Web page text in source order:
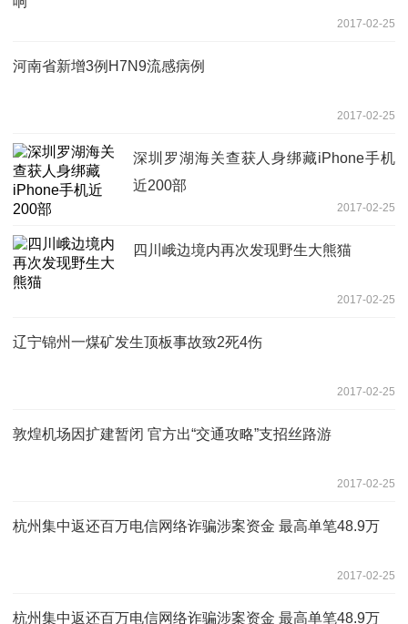
2017-02-25
河南省新增3例H7N9流感病例
2017-02-25
深圳罗湖海关查获人身绑藏iPhone手机
近200部
2017-02-25
四川峨边境内再次发现野生大熊猫
2017-02-25
辽宁锦州一煤矿发生顶板事故致2死4伤
2017-02-25
敦煌机场因扩建暂闭 官方出“交通攻略”支招丝路游
2017-02-25
杭州集中返还百万电信网络诈骗涉案资金 最高单笔48.9万
2017-02-25
杭州集中返还百万电信网络诈骗涉案资金 最高单笔48.9万